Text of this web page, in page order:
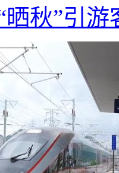
秋”引游